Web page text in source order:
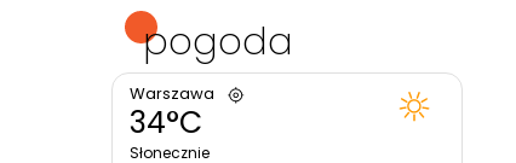
pogoda
Warszawa
34°C
Słonecznie